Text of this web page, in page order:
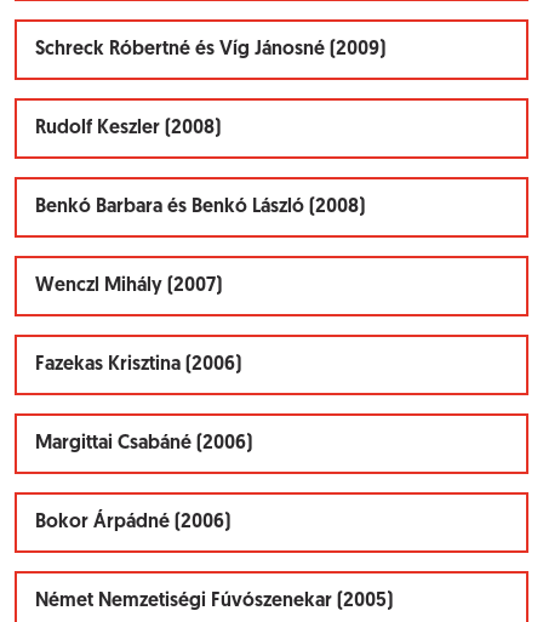
Schreck Róbertné és Víg Jánosné (2009)
Rudolf Keszler (2008)
Benkó Barbara és Benkó László (2008)
Wenczl Mihály (2007)
Fazekas Krisztina (2006)
Margittai Csabáné (2006)
Bokor Árpádné (2006)
Német Nemzetiségi Fúvószenekar (2005)